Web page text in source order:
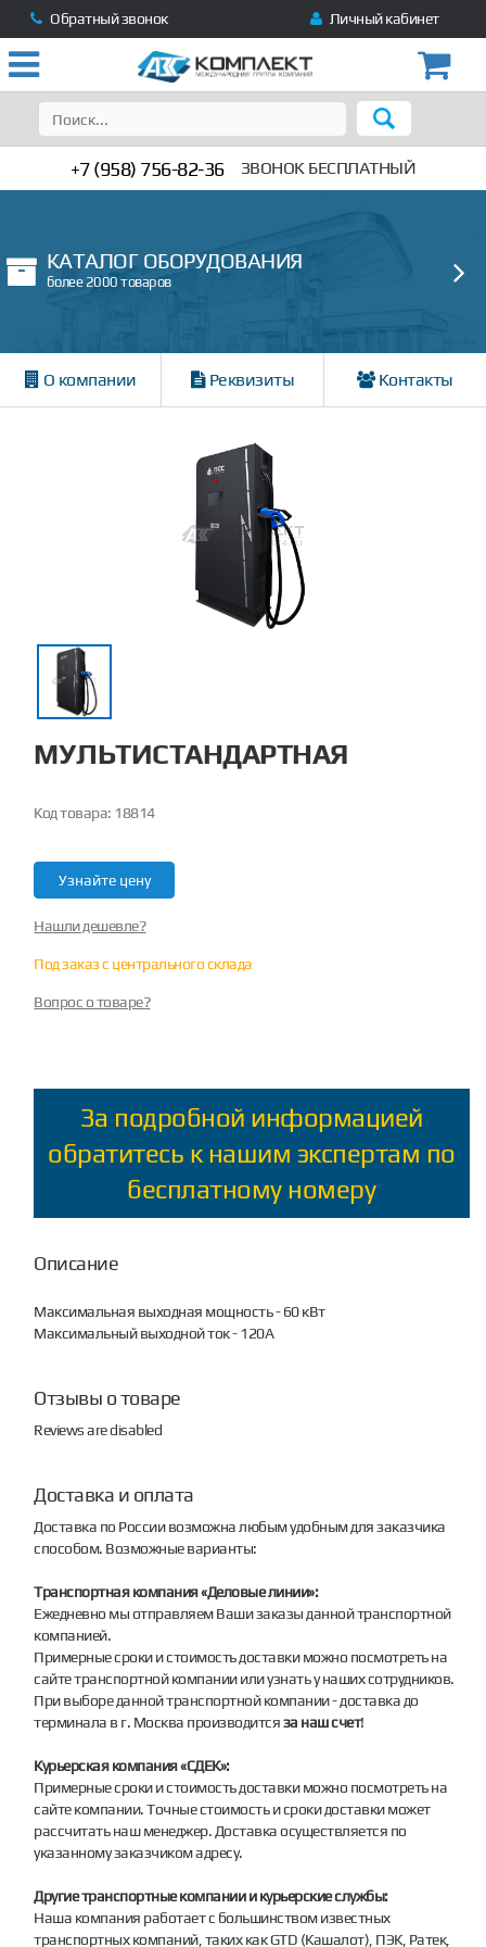
Обратный звонок Личный кабинет
+7 (958) 756-82-36 ЗВОНОК БЕСПЛАТНЫЙ
КАТАЛОГ ОБОРУДОВАНИЯ
более 2000 товаров
О компании Реквизиты Контакты
МУЛЬТИСТАНДАРТНАЯ
Код товара: 18814
Узнайте цену
Нашли дешевле?
Под заказ с центрального склада
Вопрос о товаре?
За подробной информацией
обратитесь к нашим экспертам по
бесплатному номеру
Описание
Максимальная выходная мощность - 60 кВт
Максимальный выходной ток - 120А
Отзывы о товаре
Reviews are disabled
Доставка и оплата
Доставка по России возможна любым удобным для заказчика
способом. Возможные варианты:
Транспортная компания «Деловые линии»:
Ежедневно мы отправляем Ваши заказы данной транспортной
компанией.
Примерные сроки и стоимость доставки можно посмотреть на
сайте транспортной компании или узнать у наших сотрудников.
При выборе данной транспортной компании - доставка до
терминала в г. Москва производитсяза наш счет!
Курьерская компания «СДЕК»:
Примерные сроки и стоимость доставки можно посмотреть на
сайте компании. Точные стоимость и сроки доставки может
рассчитать наш менеджер. Доставка осуществляется по
указанному заказчиком адресу.
Другие транспортные компании и курьерские службы:
Наша компания работает с большинством известных
транспортных компаний, таких как GTD (Кашалот), ПЭК, Ратек,